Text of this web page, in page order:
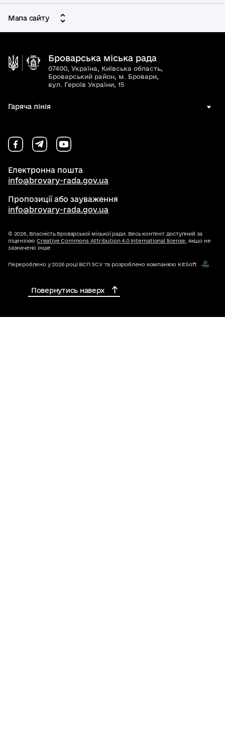
Мапа сайту
Броварська міська рада
07400, Україна, Київська область,
Броварський район, м. Бровари,
вул. Героїв України, 15
Гаряча лінія
Електронна пошта
info@brovary-rada.gov.ua
Пропозиції або зауваження
info@brovary-rada.gov.ua
© 2026, Власність Броварської міської ради. Весь контент доступний за
ліцензією Creative Commons Attribution 4.0 International license , якщо не
зазначено інше
Перероблено у 2026 році ВСП ЗСУ та розроблено компанією KitSoft
Повернутись наверх